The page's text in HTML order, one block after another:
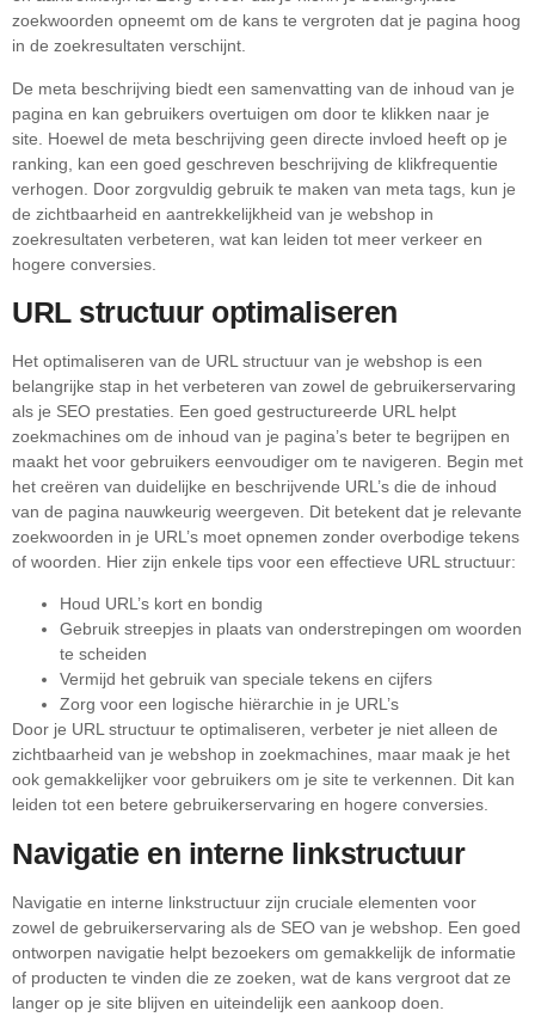
zoekwoorden opneemt om de kans te vergroten dat je pagina hoog
in de zoekresultaten verschijnt.
De meta beschrijving biedt een samenvatting van de inhoud van je
pagina en kan gebruikers overtuigen om door te klikken naar je
site. Hoewel de meta beschrijving geen directe invloed heeft op je
ranking, kan een goed geschreven beschrijving de klikfrequentie
verhogen. Door zorgvuldig gebruik te maken van meta tags, kun je
de zichtbaarheid en aantrekkelijkheid van je webshop in
zoekresultaten verbeteren, wat kan leiden tot meer verkeer en
hogere conversies.
URL structuur optimaliseren
Het optimaliseren van de URL structuur van je webshop is een
belangrijke stap in het verbeteren van zowel de gebruikerservaring
als je SEO prestaties. Een goed gestructureerde URL helpt
zoekmachines om de inhoud van je pagina’s beter te begrijpen en
maakt het voor gebruikers eenvoudiger om te navigeren. Begin met
het creëren van duidelijke en beschrijvende URL’s die de inhoud
van de pagina nauwkeurig weergeven. Dit betekent dat je relevante
zoekwoorden in je URL’s moet opnemen zonder overbodige tekens
of woorden. Hier zijn enkele tips voor een effectieve URL structuur:
Houd URL’s kort en bondig
Gebruik streepjes in plaats van onderstrepingen om woorden
te scheiden
Vermijd het gebruik van speciale tekens en cijfers
Zorg voor een logische hiërarchie in je URL’s
Door je URL structuur te optimaliseren, verbeter je niet alleen de
zichtbaarheid van je webshop in zoekmachines, maar maak je het
ook gemakkelijker voor gebruikers om je site te verkennen. Dit kan
leiden tot een betere gebruikerservaring en hogere conversies.
Navigatie en interne linkstructuur
Navigatie en interne linkstructuur zijn cruciale elementen voor
zowel de gebruikerservaring als de SEO van je webshop. Een goed
ontworpen navigatie helpt bezoekers om gemakkelijk de informatie
of producten te vinden die ze zoeken, wat de kans vergroot dat ze
langer op je site blijven en uiteindelijk een aankoop doen.